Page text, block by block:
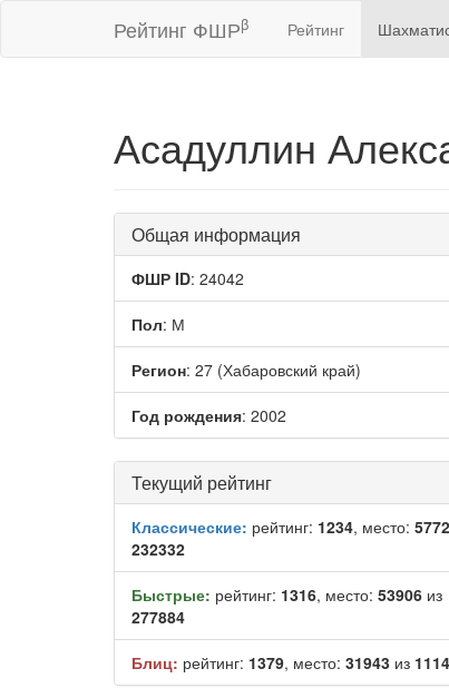
Рейтинг ФШРβ Рейтинг
Асадуллин
Общая информация
ФШР ID: 24042
Пол: М
Регион: 27 (Хабаровский край)
Год рождения: 2002
Текущий рейтинг
Классические: рейтинг: 1234, место:
232332
Быстрые: рейтинг: 1316, место: 53906 из
277884
Блиц: рейтинг: 1379, место: 31943 из